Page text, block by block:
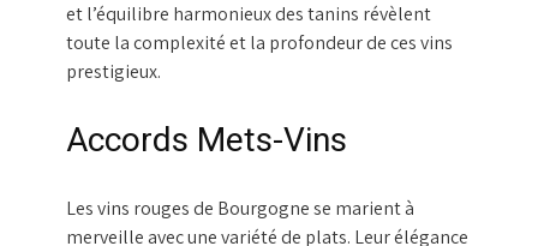
et l’équilibre harmonieux des tanins révèlent
toute la complexité et la profondeur de ces vins
prestigieux.
Accords Mets-Vins
Les vins rouges de Bourgogne se marient à
merveille avec une variété de plats. Leur élégance